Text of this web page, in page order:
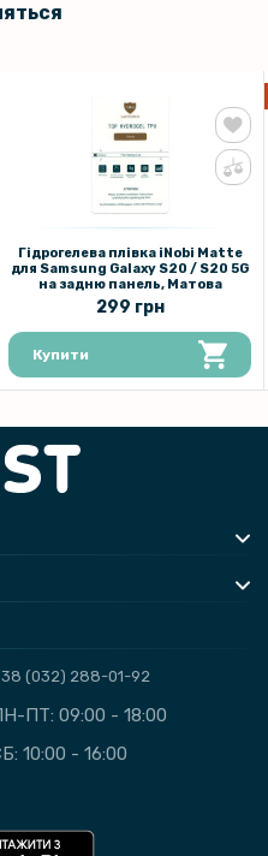
Гідрогелева плівка iNobi Matte
для Samsung Galaxy S20 / S20 5G
на задню панель, Матова
299 грн
Купити
(032) 288-01-92
ПТ: 09:00 - 18:00
10:00 - 16:00